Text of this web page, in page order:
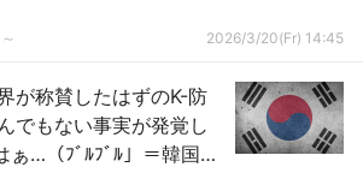
2026/3/20(Fr) 14:45
が称賛したはずのK-防
でもない事実が発覚し
…（ﾌﾞﾙﾌﾞﾙ」＝韓国の